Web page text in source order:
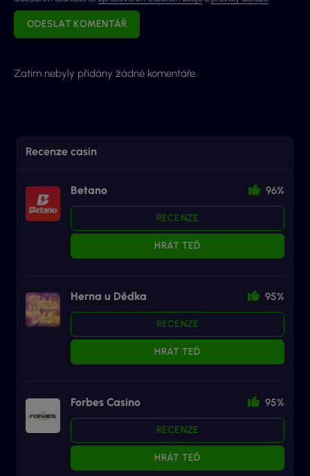
ODESLAT KOMENTÁŘ
Zatím nebyly přidány žádné komentáře.
Recenze casin
Betano 96%
RECENZE
HRÁT TEĎ
Herna u Dědka 95%
RECENZE
HRÁT TEĎ
Forbes Casino 95%
RECENZE
HRÁT TEĎ